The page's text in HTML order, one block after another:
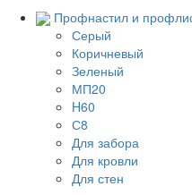
Профнастил и
Серый
Коричневый
Зеленый
МП20
H60
С8
Для забора
Для кровли
Для стен